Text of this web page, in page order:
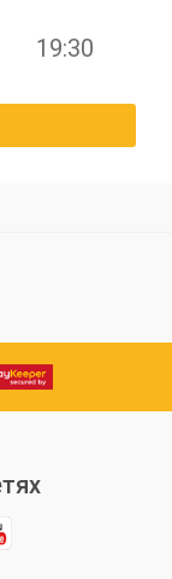
19:30